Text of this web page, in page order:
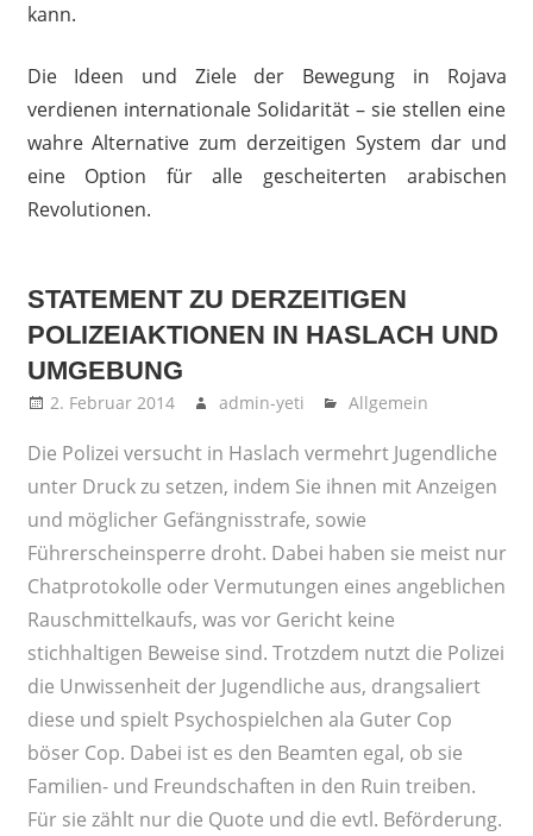
kann.
Die Ideen und Ziele der Bewegung in Rojava
verdienen internationale Solidarität – sie stellen eine
wahre Alternative zum derzeitigen System dar und
eine Option für alle gescheiterten arabischen
Revolutionen.
STATEMENT ZU DERZEITIGEN
POLIZEIAKTIONEN IN HASLACH UND
UMGEBUNG
2. Februar 2014 admin-yeti Allgemein
Die Polizei versucht in Haslach vermehrt Jugendliche
unter Druck zu setzen, indem Sie ihnen mit Anzeigen
und möglicher Gefängnisstrafe, sowie
Führerscheinsperre droht. Dabei haben sie meist nur
Chatprotokolle oder Vermutungen eines angeblichen
Rauschmittelkaufs, was vor Gericht keine
stichhaltigen Beweise sind. Trotzdem nutzt die Polizei
die Unwissenheit der Jugendliche aus, drangsaliert
diese und spielt Psychospielchen ala Guter Cop
böser Cop. Dabei ist es den Beamten egal, ob sie
Familien- und Freundschaften in den Ruin treiben.
Für sie zählt nur die Quote und die evtl. Beförderung.